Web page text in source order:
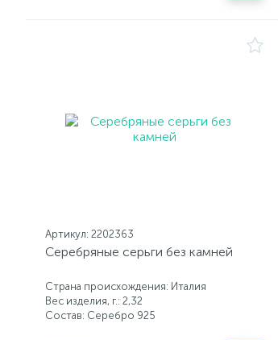
Артикул: 2202363
Серебряные серьги без камней
Страна происхождения: Италия
Вес изделия, г.: 2,32
Состав: Серебро 925